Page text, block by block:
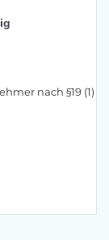
nach §19 (1)